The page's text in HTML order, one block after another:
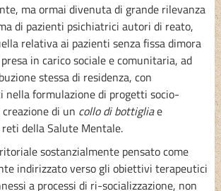
ma ormai divenuta di grande rilevanza
di pazienti psichiatrici autori di reato,
relativa ai pazienti senza fissa dimora
in carico sociale e comunitaria, ad
stessa di residenza, con
nella formulazione di progetti socio-
di un collo di bottigliae
della Salute Mentale.
sostanzialmente pensato come
indirizzato verso gli obiettivi terapeutici
a processi di ri-socializzazione, non